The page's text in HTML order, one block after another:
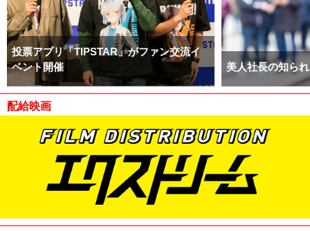
投票アプリ「TIPSTAR」がファン交流イ
ベント開催
美人社長の知ら
配給映画